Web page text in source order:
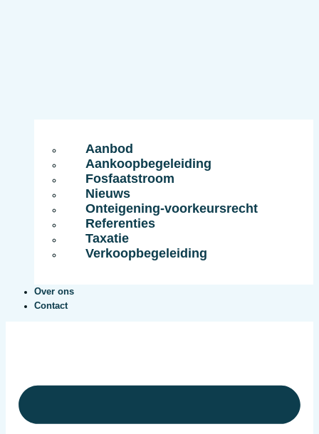
Aanbod
Aankoopbegeleiding
Fosfaatstroom
Nieuws
Onteigening-voorkeursrecht
Referenties
Taxatie
Verkoopbegeleiding
Over ons
Contact